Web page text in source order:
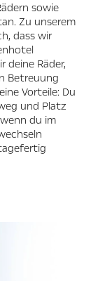
sowie
Zu unserem
dass wir
deine Räder,
Betreuung
Vorteile: Du
und Platz
du im